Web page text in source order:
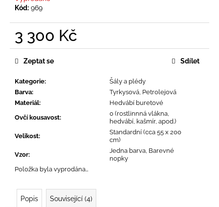
Kód: 969
3 300 Kč
Měrná
cena:
Kategorie:
Šály a plédy
Barva:
Tyrkysová, Petrolejová
Materiál:
Hedvábí buretové
Ovčí kousavost:
0 (rostlinnná vlákna,
hedvábí, kašmír, apod.)
Velikost:
Standardní (cca 55 x 200
cm)
Vzor:
Jedna barva, Barevné
nopky
Položka byla vyprodána…
Zeptat se Sdílet
Popis Související (4)
u
č
u
m